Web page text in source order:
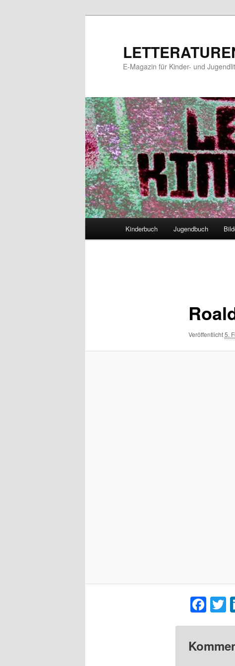
E-Magazin für Kinder- und
Kinderbuch Jugendbuch
Veröffentlicht5.